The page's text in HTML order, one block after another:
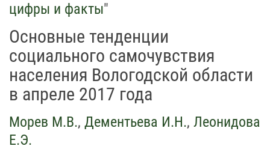
цифры и факты"
Основные тенденции
социального самочувствия
населения Вологодской области
в апреле 2017 года
Морев М.В., Дементьева И.Н., Леонидова
Е.Э.